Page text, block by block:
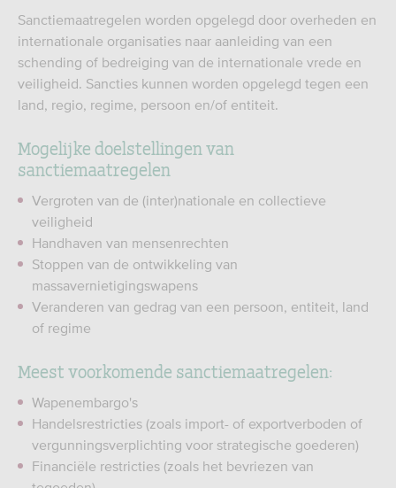
Sanctiemaatregelen worden opgelegd door overheden en
internationale organisaties naar aanleiding van een
schending of bedreiging van de internationale vrede en
veiligheid. Sancties kunnen worden opgelegd tegen een
land, regio, regime, persoon en/of entiteit.
Mogelijke doelstellingen van
sanctiemaatregelen
Vergroten van de (inter)nationale en collectieve
veiligheid
Handhaven van mensenrechten
Stoppen van de ontwikkeling van
massavernietigingswapens
Veranderen van gedrag van een persoon, entiteit, land
of regime
Meest voorkomende sanctiemaatregelen:
Wapenembargo's
Handelsrestricties (zoals import- of exportverboden of
vergunningsverplichting voor strategische goederen)
Financiële restricties (zoals het bevriezen van